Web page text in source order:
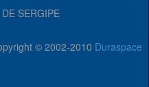
SERGIPE
© 2002-2010 Duraspace